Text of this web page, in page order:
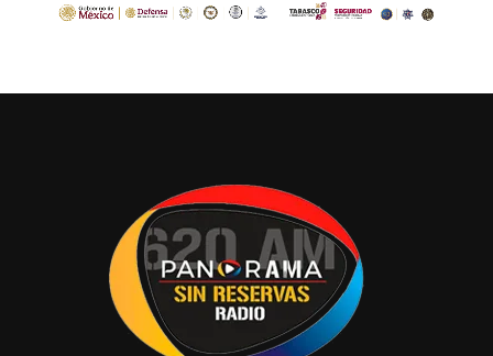
enfermedad, lo que significa que, para disminuir las
próximamente en los municipios de Comalcalco,
Cunduacán, Jalapa y Emiliano Zapata, con el propósito de
continuar acercando los servicios de prevención y
diagnóstico oportuno a las mujeres de todo el estado.
Ante esta situación, se invita a las mujeres tabasqueñas